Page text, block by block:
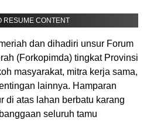
RESUME CONTENT
dan dihadiri unsur Forum
(Forkopimda) tingkat Provinsi
masyarakat, mitra kerja sama,
lainnya. Hamparan
di atas lahan berbatu karang
seluruh tamu